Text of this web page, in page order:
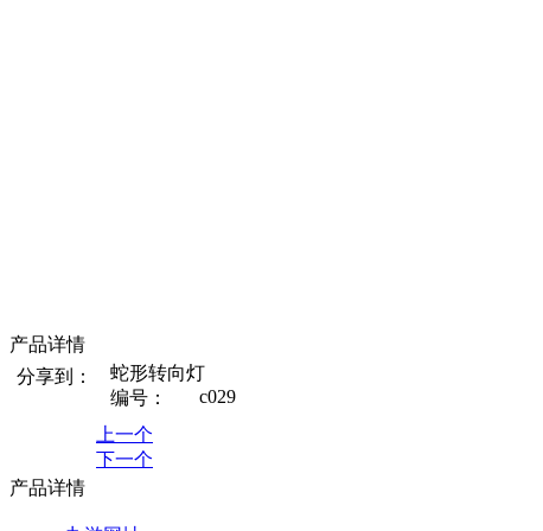
产品详情
分享到：
蛇形转向灯
编号：
c029
上一个
下一个
产品详情